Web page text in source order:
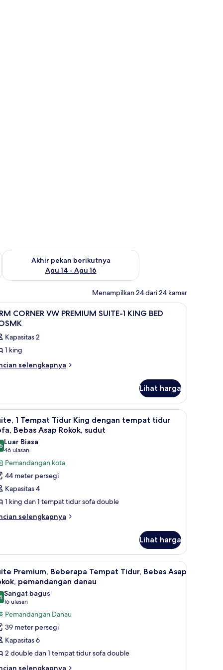
Agu 7 - Agu 9
Akhir pekan berikutnya
Agu 14 - Agu 16
Periksa ketersediaan untuk akhir pekan berikutnya Agu 14 -
Menampilkan 24 dari 24 kamar
setrika/meja setrika Seprai antialergi, brankas, meja kerja, dan
8
CORNER VW PREMIUM SUITE-1 KING BED
Kapasitas 2
1 king
selengkapnya
Lihat harga
setrika/meja setrika Televisi LCD 55-inci dengan saluran TV
6
1 Tempat Tidur King dengan tempat tidur
Bebas Asap Rokok, sudut
dari 10
Luar Biasa
46 ulasan
(46
ulasan)
Pemandangan kota
44 meter persegi
Kapasitas 4
1 king dan 1 tempat tidur sofa double
selengkapnya
Lihat harga
TV, dan film berbayar Televisi LCD 55-inci dengan saluran TV
4
Premium, Beberapa Tempat Tidur, Bebas Asap
pemandangan danau
dari 10
Sangat bagus
16 ulasan
(16
ulasan)
Pemandangan Danau
39 meter persegi
Kapasitas 6
2 double dan 1 tempat tidur sofa double
selengkapnya